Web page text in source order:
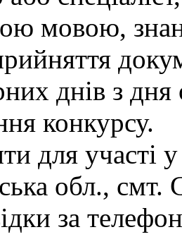
мовою,
днів з
конкурсу.
для участі
обл.,
за